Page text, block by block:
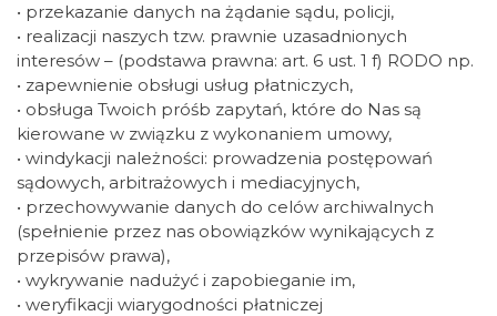
• przekazanie danych na żądanie sądu, policji,
• realizacji naszych tzw. prawnie uzasadnionych
interesów – (podstawa prawna: art. 6 ust. 1 f) RODO np.
• zapewnienie obsługi usług płatniczych,
• obsługa Twoich próśb zapytań, które do Nas są
kierowane w związku z wykonaniem umowy,
• windykacji należności: prowadzenia postępowań
sądowych, arbitrażowych i mediacyjnych,
• przechowywanie danych do celów archiwalnych
(spełnienie przez nas obowiązków wynikających z
przepisów prawa),
• wykrywanie nadużyć i zapobieganie im,
• weryfikacji wiarygodności płatniczej